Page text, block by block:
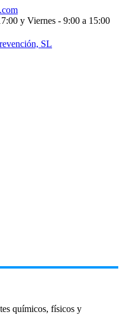
y Viernes - 9:00 a 15:00
químicos, físicos y